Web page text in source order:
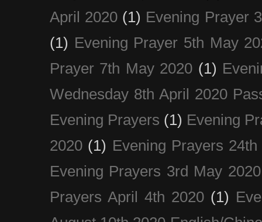
April 2020 (1) Evening Prayer
(1) Evening Prayer 5th May
Prayer 7th May 2020 (1)
Wednesday 8th April 2020
Evening Prayers (1) Evening
2020 (1) Evening Prayers
Evening Prayers 3rd May 2020
Prayers April 4th 2020 (1)